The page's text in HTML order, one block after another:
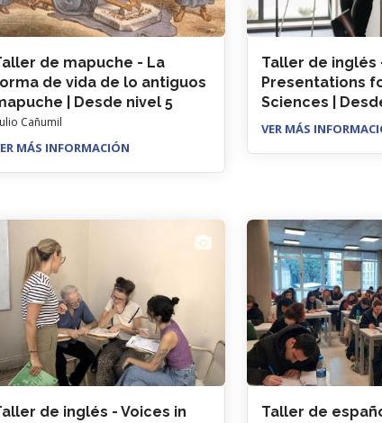
de mapuche - La
de vida de lo antiguos
| Desde nivel 5
Cañumil
MÁS INFORMACIÓN
Taller de inglés
Presentations
Sciences |
VER MÁS
de inglés - Voices in
Taller de